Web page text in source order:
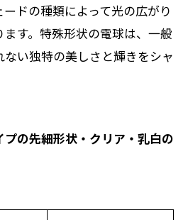
ドの種類によって光の広がり
す。特殊形状の電球は、一般
い独特の美しさと輝きをシャ
の先細形状・クリア・乳白の